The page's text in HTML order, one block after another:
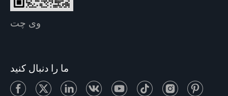
وی چت
ما را دنبال کنید